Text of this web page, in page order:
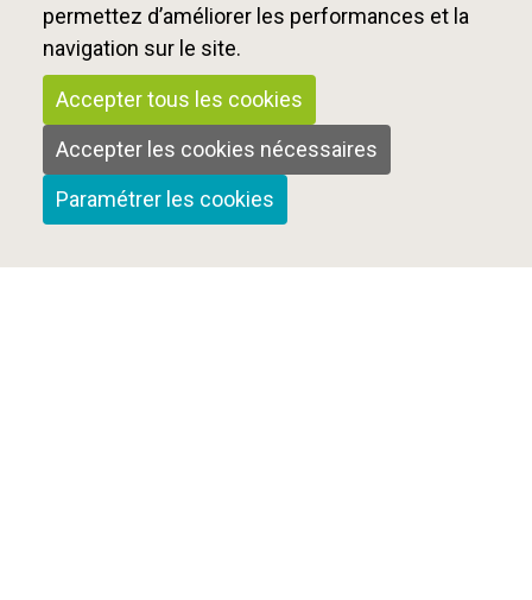
permettez d’améliorer les performances et la
navigation sur le site.
Accepter tous les cookies
Accepter les cookies nécessaires
Paramétrer les cookies